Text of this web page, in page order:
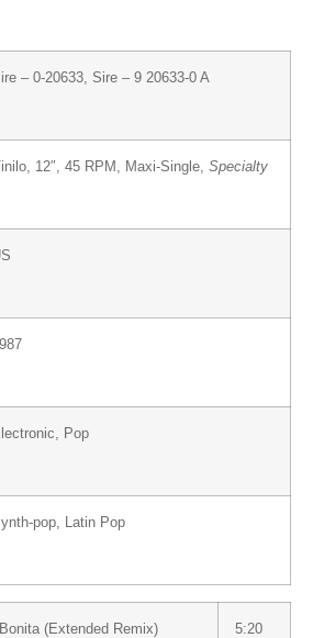
– 0-20633, Sire – 9 20633-0 A
, 12″, 45 RPM, Maxi-Single, Specialty
, Pop
pop, Latin Pop
(Extended Remix) 5:20